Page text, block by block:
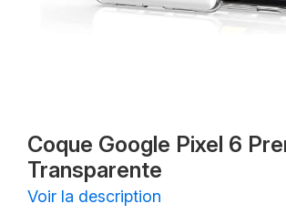
Coque Google Pixel 6
Transparente
Voir la description